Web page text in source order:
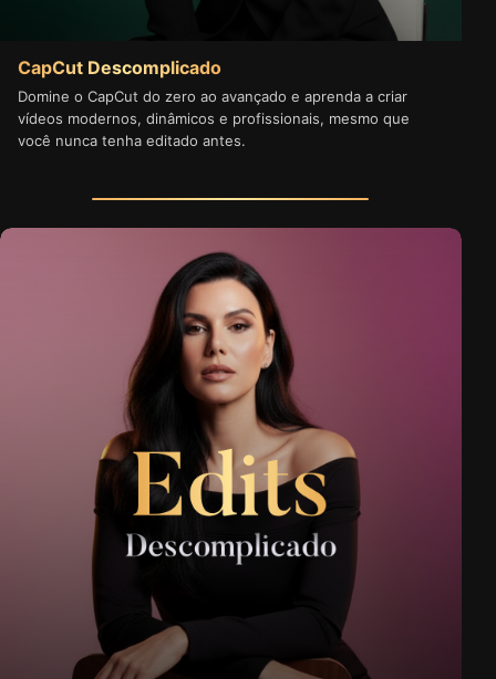
CapCut Descomplicado
Domine o CapCut do zero ao avançado e aprenda a criar
vídeos modernos, dinâmicos e profissionais, mesmo que
você nunca tenha editado antes.